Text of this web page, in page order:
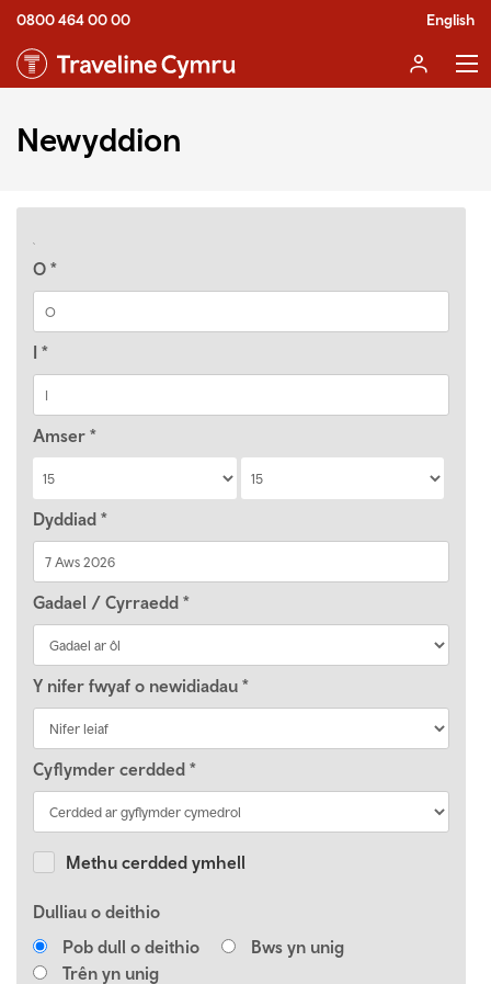
0800 464 00 00 English
Newyddion
O *
I *
Amser *
Dyddiad *
Gadael / Cyrraedd *
Y nifer fwyaf o newidiadau *
Cyflymder cerdded *
Methu cerdded ymhell
Dulliau o deithio
Pob dull o deithio
Bws yn unig
Trên yn unig